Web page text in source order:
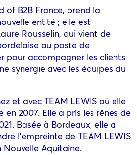
of B2B France, prend la
entité ; elle est
Rousselin, qui vient de
au poste de
pour accompagner les clients
synergie avec les équipes du
et avec TEAM LEWIS où elle
en 2007. Elle a pris les rênes de
Basée à Bordeaux, elle a
l’empreinte de TEAM LEWIS
Aquitaine.